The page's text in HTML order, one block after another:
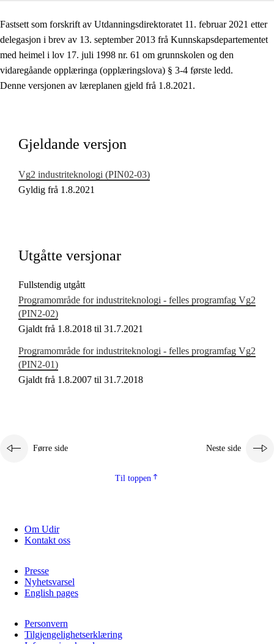
Fagrelevans og sentrale verdiar
Grunnleggjande ferdigheiter
Fastsett som forskrift av Utdanningsdirektoratet 11. februar 2021 etter
delegasjon i brev av 13. september 2013 frå Kunnskapsdepartementet
med heimel i lov 17. juli 1998 nr. 61 om grunnskolen og den
vidaregåande opplæringa (opplæringslova) § 3-4 første ledd.
Denne versjonen av læreplanen gjeld frå 1.8.2021.
Gjeldande versjon
Vg2 industriteknologi (PIN02‑03)
Gyldig frå 1.8.2021
Utgåtte versjonar
Fullstendig utgått
Programområde for industriteknologi - felles programfag Vg2
(PIN2‑02)
Gjaldt frå 1.8.2018 til 31.7.2021
Programområde for industriteknologi - felles programfag Vg2
(PIN2‑01)
Gjaldt frå 1.8.2007 til 31.7.2018
Førre side Neste side
Til toppen
Om Udir
Kontakt oss
Presse
Nyhetsvarsel
English pages
Personvern
Tilgjengelighetserklæring